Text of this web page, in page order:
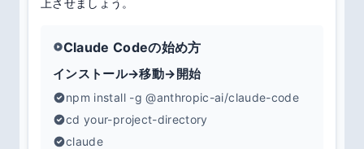
Claude Codeの始め方
インストール→移動→開始
npm install -g @anthropic-ai/claude-code
cd your-project-directory
claude